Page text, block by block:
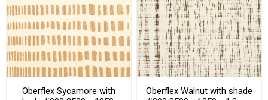
Oberflex Sycamore with
Oberflex Walnut with shade